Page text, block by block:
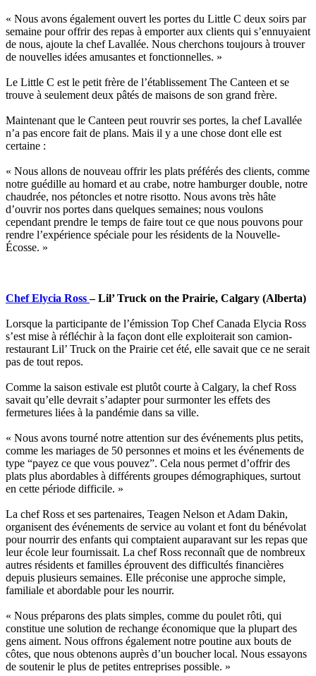
« Nous avons également ouvert les portes du Little C deux soirs par
semaine pour offrir des repas à emporter aux clients qui s’ennuyaient
de nous, ajoute la chef Lavallée. Nous cherchons toujours à trouver
de nouvelles idées amusantes et fonctionnelles. »
Le Little C est le petit frère de l’établissement The Canteen et se
trouve à seulement deux pâtés de maisons de son grand frère.
Maintenant que le Canteen peut rouvrir ses portes, la chef Lavallée
n’a pas encore fait de plans. Mais il y a une chose dont elle est
certaine :
« Nous allons de nouveau offrir les plats préférés des clients, comme
notre guédille au homard et au crabe, notre hamburger double, notre
chaudrée, nos pétoncles et notre risotto. Nous avons très hâte
d’ouvrir nos portes dans quelques semaines; nous voulons
cependant prendre le temps de faire tout ce que nous pouvons pour
rendre l’expérience spéciale pour les résidents de la Nouvelle-
Écosse. »
Chef Elycia Ross– Lil’ Truck on the Prairie, Calgary (Alberta)
Lorsque la participante de l’émission Top Chef Canada Elycia Ross
s’est mise à réfléchir à la façon dont elle exploiterait son camion-
restaurant Lil’ Truck on the Prairie cet été, elle savait que ce ne serait
pas de tout repos.
Comme la saison estivale est plutôt courte à Calgary, la chef Ross
savait qu’elle devrait s’adapter pour surmonter les effets des
fermetures liées à la pandémie dans sa ville.
« Nous avons tourné notre attention sur des événements plus petits,
comme les mariages de 50 personnes et moins et les événements de
type “payez ce que vous pouvez”. Cela nous permet d’offrir des
plats plus abordables à différents groupes démographiques, surtout
en cette période difficile. »
La chef Ross et ses partenaires, Teagen Nelson et Adam Dakin,
organisent des événements de service au volant et font du bénévolat
pour nourrir des enfants qui comptaient auparavant sur les repas que
leur école leur fournissait. La chef Ross reconnaît que de nombreux
autres résidents et familles éprouvent des difficultés financières
depuis plusieurs semaines. Elle préconise une approche simple,
familiale et abordable pour les nourrir.
« Nous préparons des plats simples, comme du poulet rôti, qui
constitue une solution de rechange économique que la plupart des
gens aiment. Nous offrons également notre poutine aux bouts de
côtes, que nous obtenons auprès d’un boucher local. Nous essayons
de soutenir le plus de petites entreprises possible. »